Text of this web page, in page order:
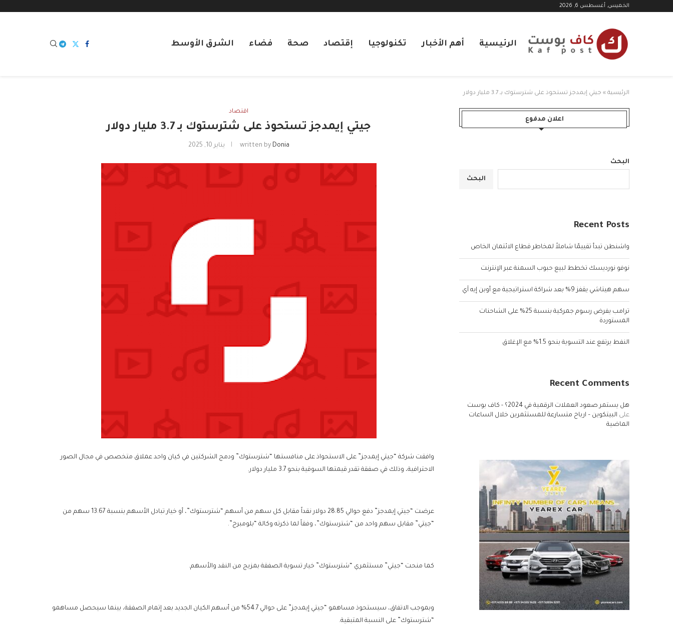
الخميس, أغسطس 6, 2026
الرئيسية أهم الأخبار تكنولوجيا إقتصاد صحة فضاء الشرق الأوسط
الرئيسية » جيتي إيمدجز تستحوذ على شترستوك بـ 3.7 مليار دولار
اقتصاد
جيتي إيمدجز تستحوذ على شترستوك بـ 3.7 مليار دولار
written by Donia يناير 10, 2025
وافقت شركة “جيتي إيمدجز” على الاستحواذ على منافستها “شترستوك” ودمج الشركتين في كيان واحد عملاق متخصص في مجال الصور
الاحترافية، وذلك في صفقة تقدر قيمتها السوقية بنحو 3.7 مليار دولار.
عرضت “جيتي إيمدجز” دفع حوالي 28.85 دولار نقداً مقابل كل سهم من أسهم “شترستوك”، أو خيار تبادل الأسهم بنسبة 13.67 سهم من
“جيتي” مقابل سهم واحد من “شترستوك”، وفقاً لما ذكرته وكالة “بلومبرج”.
كما منحت “جيتي” مستثمري “شترستوك” خيار تسوية الصفقة بمزيج من النقد والأسهم.
وبموجب الاتفاق، سيستحوذ مساهمو “جيتي إيمدجز” على حوالي 54.7% من أسهم الكيان الجديد بعد إتمام الصفقة، بينما سيحصل مساهمو
“شترستوك” على النسبة المتبقية.
اعلان مدفوع
البحث
البحث
Recent Posts
واشنطن تبدأ تقييمًا شاملاً لمخاطر قطاع الائتمان الخاص
نوفو نورديسك تخطط لبيع حبوب السمنة عبر الإنترنت
سهم هيتاشي يقفز 9% بعد شراكة استراتيجية مع أوبن إيه آي
ترامب يفرض رسوم جمركية بنسبة 25% على الشاحنات
المستوردة
النفط يرتفع عند التسوية بنحو 1.5% مع الإغلاق
Recent Comments
هل يستمر صعود العملات الرقمية في 2024؟ - كاف بوست
على البيتكوين – ارباح متسارعة للمستثمرين خلال الساعات
الماضية